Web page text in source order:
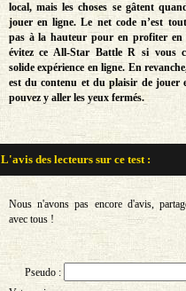
local, mais les choses se gâtent
jouer en ligne. Le net code n’est
pas à la hauteur pour en profiter en
évitez ce All-Star Battle R si vous
solide expérience en ligne. En
est du contenu et du plaisir de jouer
pouvez y aller les yeux fermés.
L'avis des lecteurs surce test :
Nous n'avons pas encore d'avis,
avec tous !
Pseudo :